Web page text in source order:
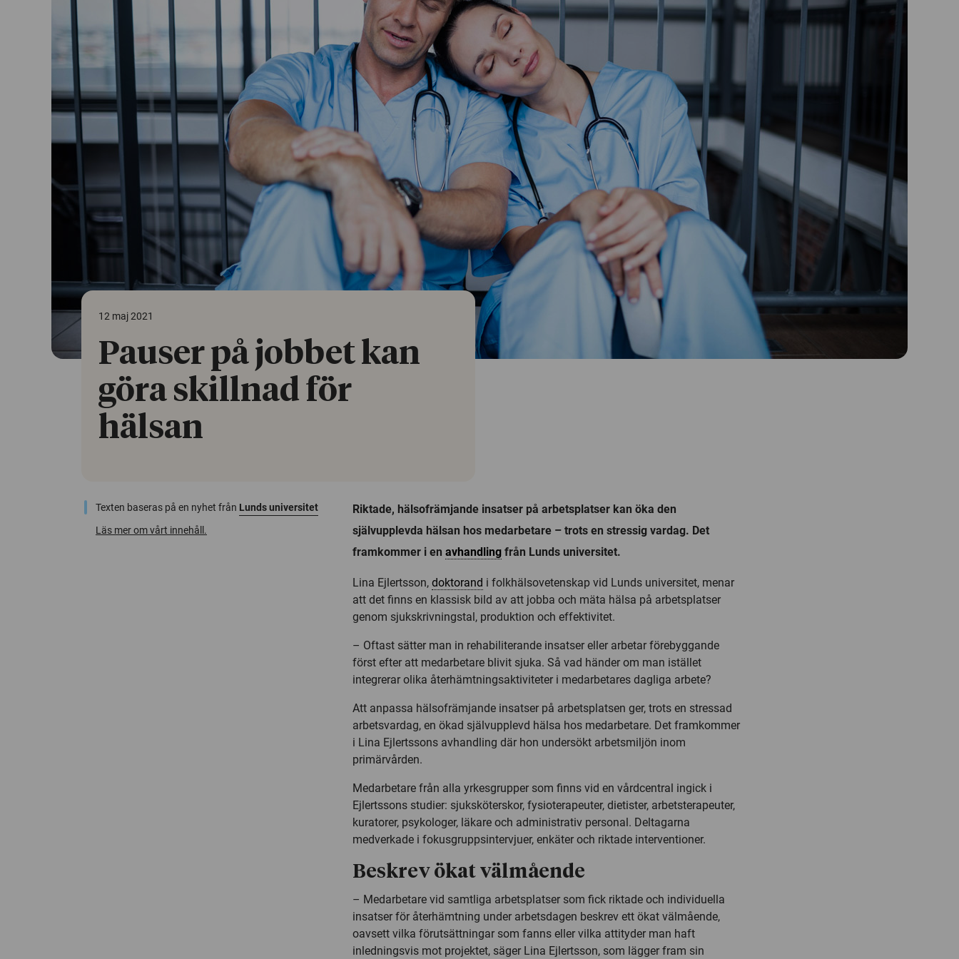
12 maj 2021
Pauser på jobbet kan
göra skillnad för
hälsan
Texten baseras på en nyhet från Lunds universitet
Läs mer om vårt innehåll.
Riktade, hälsofrämjande insatser på arbetsplatser kan öka den
självupplevda hälsan hos medarbetare – trots en stressig vardag. Det
framkommer i en avhandling från Lunds universitet.
Lina Ejlertsson, doktorand i folkhälsovetenskap vid Lunds universitet, menar
att det finns en klassisk bild av att jobba och mäta hälsa på arbetsplatser
genom sjukskrivningstal, produktion och effektivitet.
– Oftast sätter man in rehabiliterande insatser eller arbetar förebyggande
först efter att medarbetare blivit sjuka. Så vad händer om man istället
integrerar olika återhämtningsaktiviteter i medarbetares dagliga arbete?
Att anpassa hälsofrämjande insatser på arbetsplatsen ger, trots en stressad
arbetsvardag, en ökad självupplevd hälsa hos medarbetare. Det framkommer
i Lina Ejlertssons avhandling där hon undersökt arbetsmiljön inom
primärvården.
Medarbetare från alla yrkesgrupper som finns vid en vårdcentral ingick i
Ejlertssons studier: sjuksköterskor, fysioterapeuter, dietister, arbetsterapeuter,
kuratorer, psykologer, läkare och administrativ personal. Deltagarna
medverkade i fokusgruppsintervjuer, enkäter och riktade interventioner.
Beskrev ökat välmående
– Medarbetare vid samtliga arbetsplatser som fick riktade och individuella
insatser för återhämtning under arbetsdagen beskrev ett ökat välmående,
oavsett vilka förutsättningar som fanns eller vilka attityder man haft
inledningsvis mot projektet, säger Lina Ejlertsson, som lägger fram sin